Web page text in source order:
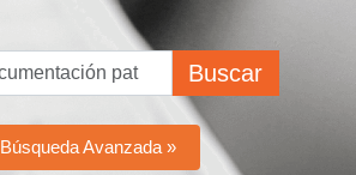
Buscar
Búsqueda Avanzada »